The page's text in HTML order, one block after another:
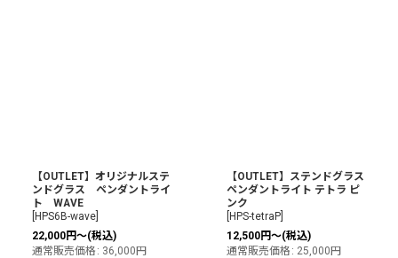
【OUTLET】オリジナルステ
ンドグラス ペンダントライ
ト WAVE
HPS6B-wave]
22,000円～(税込)
通常販売価格 : 36,000 円
【OUTLET】ステンドグラス
ペンダントライト テトラ ピ
ンク
HPS-tetraP]
12,500円～(税込)
通常販売価格 : 25,000 円